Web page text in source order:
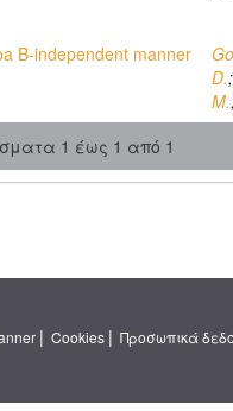
B-independent manner
D.;
M.
1 έως 1 από 1
| Cookies | Προσωπικά